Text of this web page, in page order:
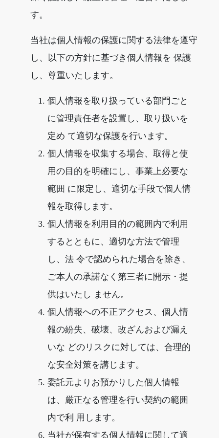
す。
当社は個人情報の保護に関する法律を遵守
し、以下の方針に基づき個人情報を 保護
し、尊重いたします。
個人情報を取り扱っている部門ごと
に管理責任者を設置し、取り扱いを
定め て適切な保護を行います。
個人情報を収集する場合、取得と使
用の目的を明確にし、事業上必要な
範囲 に限定し、適切な手段で個人情
報を取得します。
個人情報を利用目的の範囲内で利用
するとともに、適切な方法で管理
し、法 令で認められた場合を除き、
ご本人の承諾なく第三者に開示・提
供はいたし ません。
個人情報への不正アクセス、個人情
報の紛失、破壊、改ざんおよび漏え
いな どのリスクに対しては、合理的
な安全対策を講じます。
委託元よりお預かりした個人情報
は、厳正なる管理を行い契約の範囲
内で利 用します。
当社が保有する個人情報に関して適